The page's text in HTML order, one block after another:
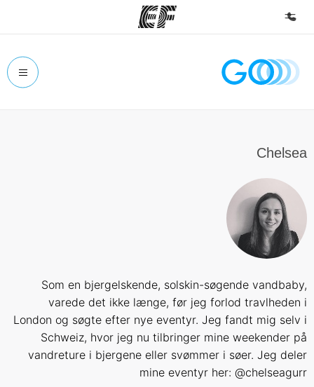
الصفحة الرئيسية
أعثر على مكتب قريب منك
نبذة عنا
من نحن
إنضم إلى الفريق
Chelsea
Som en bjergelskende, solskin-søgende vandbaby,
varede det ikke længe, ​​før jeg forlod travlheden i
London og søgte efter nye eventyr. Jeg fandt mig selv i
Schweiz, hvor jeg nu tilbringer mine weekender på
vandreture i bjergene eller svømmer i søer. Jeg deler
mine eventyr her: @chelseagurr